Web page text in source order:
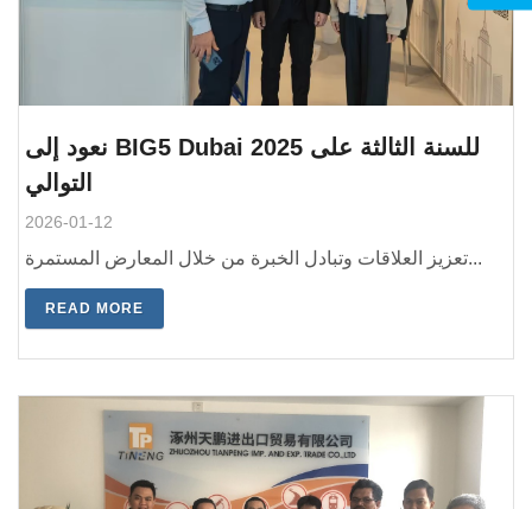
نعود إلى BIG5 Dubai 2025 للسنة الثالثة على
التوالي
2026-01-12
تعزيز العلاقات وتبادل الخبرة من خلال المعارض المستمرة...
READ MORE